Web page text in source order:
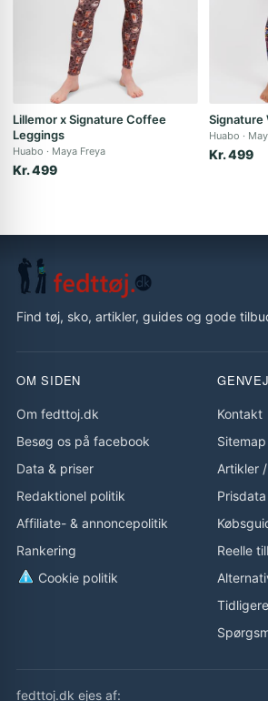
Lillemor x Signature Coffee
Leggings
Huabo Maya Freya
Kr. 499
Signature
Huabo
Kr. 499
Find tøj, sko, artikler, guides og gode
OM SIDEN
Om fedttoj.dk
Besøg os på facebook
Data & priser
Redaktionel politik
Affiliate- & annoncepolitik
Rankering
Cookie politik
Kontakt
Sitemap
Artikler /
Reelle
fedttoj.dk ejes af: